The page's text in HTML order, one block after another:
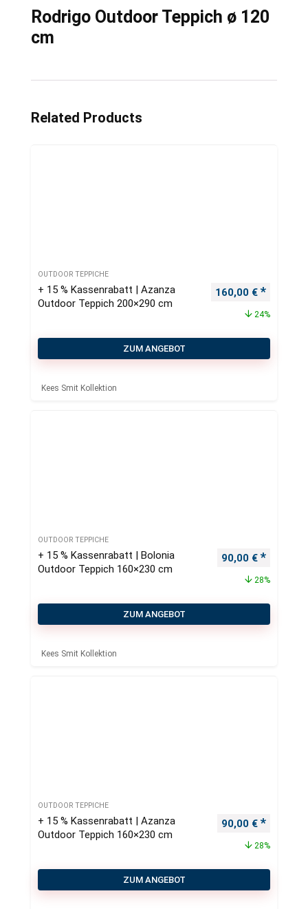
Rodrigo Outdoor Teppich ø 120
cm
Related Products
OUTDOOR TEPPICHE
+ 15 % Kassenrabatt | Azanza
Outdoor Teppich 200×290 cm
Ursprünglicher
160,00 €
24%
ZUM ANGEBOT
Kees Smit Kollektion
OUTDOOR TEPPICHE
+ 15 % Kassenrabatt | Bolonia
Outdoor Teppich 160×230 cm
Ursprünglicher
90,00 €
28%
ZUM ANGEBOT
Kees Smit Kollektion
OUTDOOR TEPPICHE
+ 15 % Kassenrabatt | Azanza
Outdoor Teppich 160×230 cm
Ursprünglicher
90,00 €
28%
ZUM ANGEBOT